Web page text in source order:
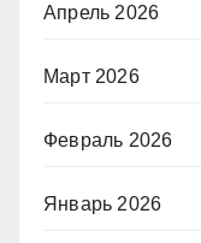
Апрель 2026
Март 2026
Февраль 2026
Январь 2026